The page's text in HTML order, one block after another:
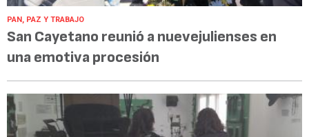
PAN, PAZ Y TRABAJO
San Cayetano reunió a nuevejulienses en
una emotiva procesión